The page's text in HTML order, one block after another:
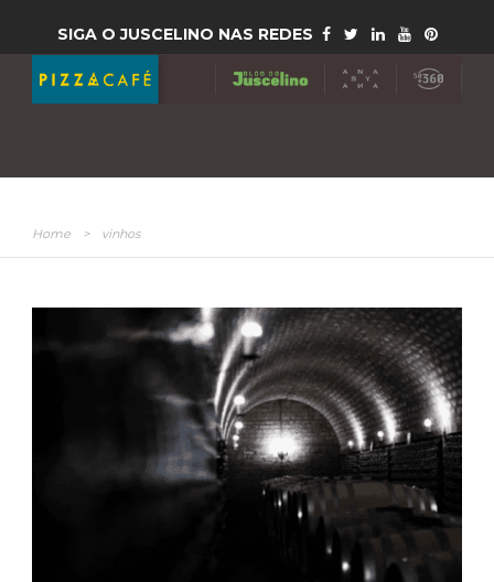
SIGA O JUSCELINO NAS REDES
Home > vinhos